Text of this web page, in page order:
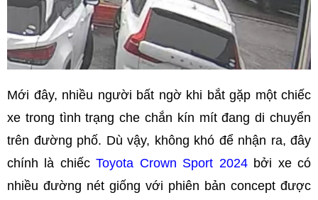
Mới đây, nhiều người bất ngờ khi bắt gặp một chiếc
xe trong tình trạng che chắn kín mít đang di chuyển
trên đường phố. Dù vậy, không khó để nhận ra, đây
chính là chiếcToyota Crown Sport 2024 bởi xe có
nhiều đường nét giống với phiên bản concept được